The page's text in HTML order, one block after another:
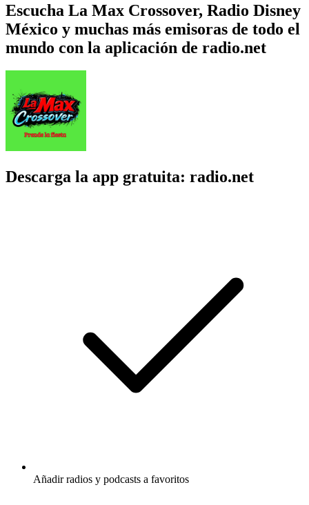
Escucha La Max Crossover, Radio Disney
México y muchas más emisoras de todo el
mundo con la aplicación de radio.net
Descarga la app gratuita: radio.net
Añadir radios y podcasts a favoritos